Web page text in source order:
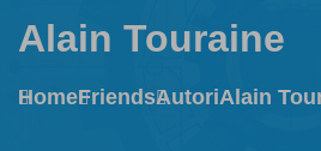
Alain Touraine
HomeFriendsAutoriAlain